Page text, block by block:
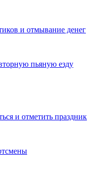
и отмывание денег
пьяную езду
и отметить праздник